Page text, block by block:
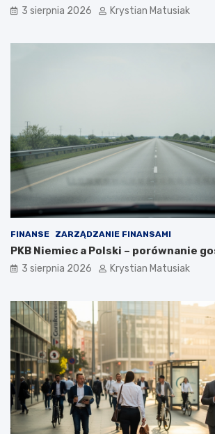
3 sierpnia 2026 Krystian Matusiak
FINANSE ZARZĄDZANIE FINANSAMI
PKB Niemiec a Polski – porównanie
3 sierpnia 2026 Krystian Matusiak